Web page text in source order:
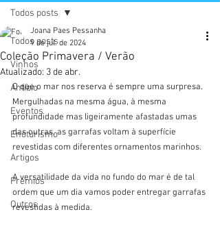
Todos posts
Vinhos
Anfíbio
Eventos
Enoturismo
Artigos
Prémios
Outros
Todos posts
Coleção Primavera / Verão
Joana Paes Pessanha
9 de jul. de 2024
Atualizado: 3 de abr.
O que o mar nos reserva é sempre uma surpresa.
Mergulhadas na mesma água, à mesma
profundidade mas ligeiramente afastadas umas
das outras, as garrafas voltam à superfície
revestidas com diferentes ornamentos marinhos.
A versatilidade da vida no fundo do mar é de tal
ordem que um dia vamos poder entregar garrafas
revestidas à medida.